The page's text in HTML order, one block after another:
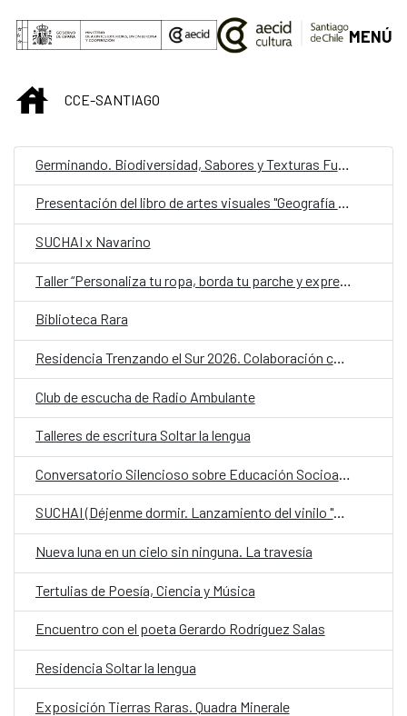
Saltar al contenido principal
MENÚ
INICIOCCE-SANTIAGO
Germinando. Biodiversidad, Sabores y Texturas Fungi
Presentación del libro de artes visuales "Geografía Sensorial, el arte de percibir"
SUCHAI x Navarino
Taller “Personaliza tu ropa, borda tu parche y expresa tu compromiso con el medio ambiente”
Biblioteca Rara
Residencia Trenzando el Sur 2026. Colaboración cultural entre Chile y España
Club de escucha de Radio Ambulante
Talleres de escritura Soltar la lengua
Conversatorio Silencioso sobre Educación Socioambiental
SUCHAI (Déjenme dormir. Lanzamiento del vinilo "Bronce")
Nueva luna en un cielo sin ninguna. La travesía
Tertulias de Poesía, Ciencia y Música
Encuentro con el poeta Gerardo Rodríguez Salas
Residencia Soltar la lengua
Exposición Tierras Raras. Quadra Minerale